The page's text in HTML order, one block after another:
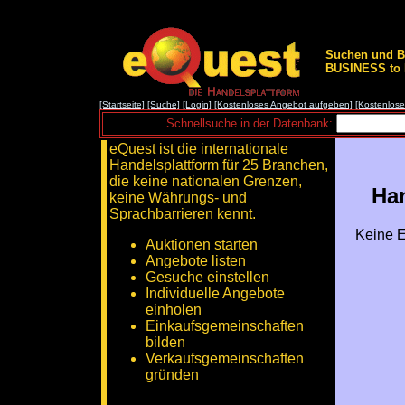
Suchen und
BUSINESS
[Startseite] [Suche] [Login] [Kostenloses Angebot aufgeben]
Schnellsuche in der Datenbank:
eQuest ist die internationale
Handelsplattform für 25 Branchen,
die keine nationalen Grenzen,
keine Währungs- und
Sprachbarrieren kennt.
Auktionen starten
Angebote listen
Gesuche einstellen
Individuelle Angebote
einholen
Einkaufsgemeinschaften
bilden
Verkaufsgemeinschaften
gründen
Keine